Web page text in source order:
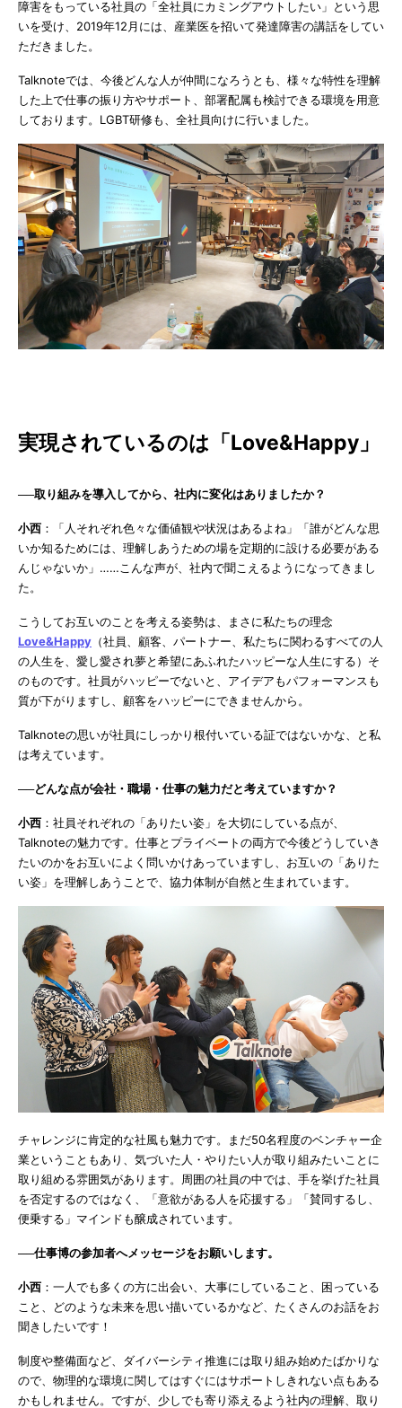
障害をもっている社員の「全社員にカミングアウトしたい」という思
いを受け、2019年12月には、産業医を招いて発達障害の講話をしてい
ただきました。
Talknoteでは、今後どんな人が仲間になろうとも、様々な特性を理解
した上で仕事の振り方やサポート、部署配属も検討できる環境を用意
しております。LGBT研修も、全社員向けに行いました。
実現されているのは「Love&Happy」
──取り組みを導入してから、社内に変化はありましたか？
小西 ：「人それぞれ色々な価値観や状況はあるよね」「誰がどんな思
いか知るためには、理解しあうための場を定期的に設ける必要がある
んじゃないか」……こんな声が、社内で聞こえるようになってきまし
た。
こうしてお互いのことを考える姿勢は、まさに私たちの理念
Love&Happy （社員、顧客、パートナー、私たちに関わるすべての人
の人生を、愛し愛され夢と希望にあふれたハッピーな人生にする）そ
のものです。社員がハッピーでないと、アイデアもパフォーマンスも
質が下がりますし、顧客をハッピーにできませんから。
Talknoteの思いが社員にしっかり根付いている証ではないかな、と私
は考えています。
──どんな点が会社・職場・仕事の魅力だと考えていますか？
小西 ：社員それぞれの「ありたい姿」を大切にしている点が、
Talknoteの魅力です。仕事とプライベートの両方で今後どうしていき
たいのかをお互いによく問いかけあっていますし、お互いの「ありた
い姿」を理解しあうことで、協力体制が自然と生まれています。
チャレンジに肯定的な社風も魅力です。まだ50名程度のベンチャー企
業ということもあり、気づいた人・やりたい人が取り組みたいことに
取り組める雰囲気があります。周囲の社員の中では、手を挙げた社員
を否定するのではなく、「意欲がある人を応援する」「賛同するし、
便乗する」マインドも醸成されています。
──仕事博の参加者へメッセージをお願いします。
小西 ：一人でも多くの方に出会い、大事にしていること、困っている
こと、どのような未来を思い描いているかなど、たくさんのお話をお
聞きしたいです！
制度や整備面など、ダイバーシティ推進には取り組み始めたばかりな
ので、物理的な環境に関してはすぐにはサポートしきれない点もある
かもしれません。ですが、少しでも寄り添えるよう社内の理解、取り